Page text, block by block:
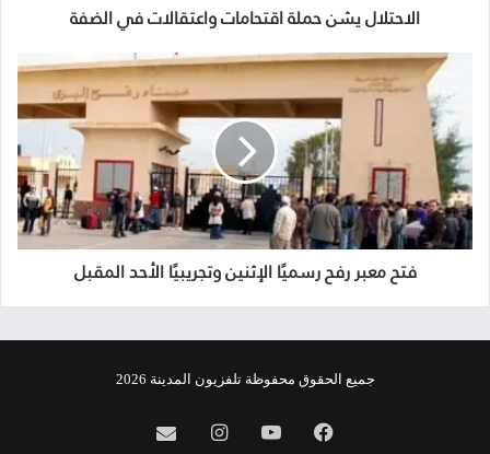
الاحتلال يشن حملة اقتحامات واعتقالات في الضفة
فتح معبر رفح رسميًا الإثنين وتجريبيًا الأحد المقبل
جميع الحقوق محفوظة تلفزيون المدينة 2026
فيسبوكيوتيوبانستقرامinfo@almadina.tv